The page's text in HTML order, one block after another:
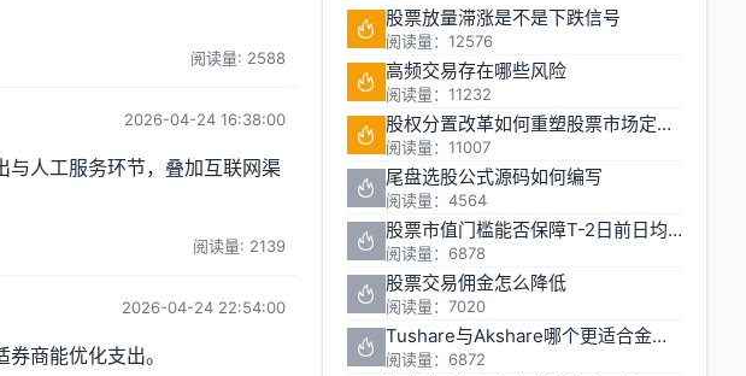
阅读量: 2588
2026-04-24 16:38:00
与人工服务环节，叠加互联网渠
阅读量: 2139
2026-04-24 22:54:00
商能优化支出。
股票放量滞涨是不是下跌信号
阅读量：12576
高频交易存在哪些风险
阅读量：11232
股权分置改革如何重塑股票市场定价机制
阅读量：11007
尾盘选股公式源码如何编写
阅读量：4564
股票市值门槛能否保障T-2日前日均市值1万元的投资安全
阅读量：6878
股票交易佣金怎么降低
阅读量：7020
Tushare与Akshare哪个更适合金融数据获取
阅读量：6872